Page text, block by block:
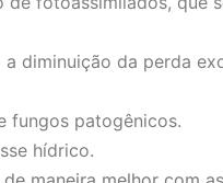
diminuição da perda
fungos patogênicos.
hídrico.